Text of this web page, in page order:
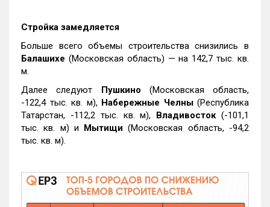
Стройка замедляется
Больше всего объемы строительства снизились в
Балашихе (Московская область) — на 142,7 тыс. кв.
м.
Далее следуют Пушкино (Московская область,
-122,4 тыс. кв. м), Набережные Челны(Республика
Татарстан, -112,2 тыс. кв. м), Владивосток(-101,1
тыс. кв. м) и Мытищи (Московская область, -94,2
тыс. кв. м).